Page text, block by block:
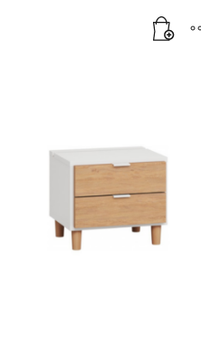
€101.00.